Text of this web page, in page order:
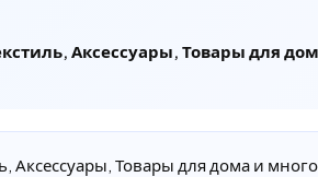
Товары для дома и
Аксессуары, Товары для